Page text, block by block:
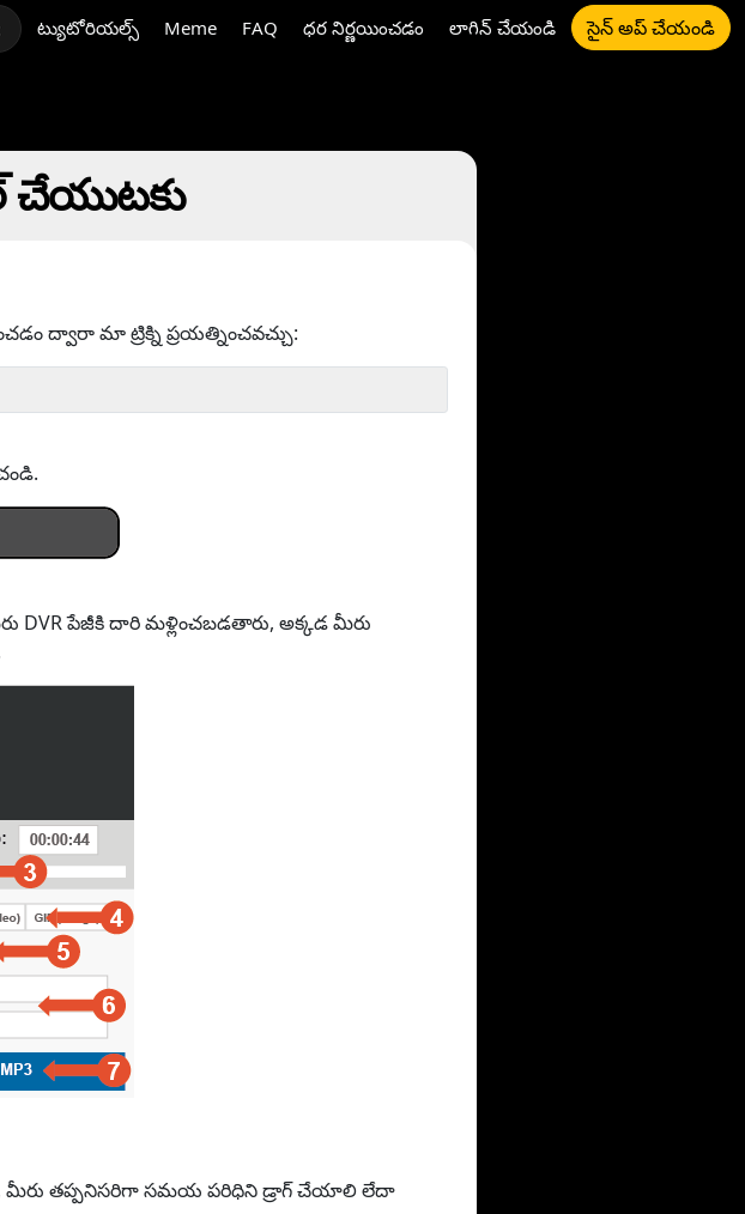
ట్యుటోరియల్స్ Meme FAQ ధర నిర్ణయించడం లాగిన్ చేయండి సైన్ అప్ చేయండి
చేయుటకు
ద్వారా మా ట్రిక్ని ప్రయత్నించవచ్చు:
DVR పేజీకి దారి మళ్లించబడతారు, అక్కడ మీరు
మీరు తప్పనిసరిగా సమయ పరిధిని డ్రాగ్ చేయాలి లేదా